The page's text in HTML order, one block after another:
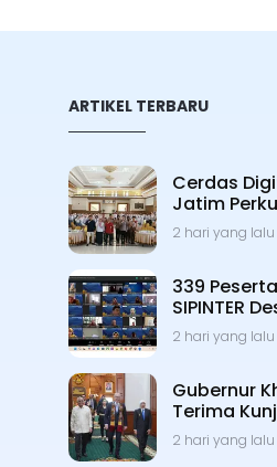
ARTIKEL TERBARU
Cerdas
Jatim
Literasi dan
Keamanan
2 hari yang lalu
339
SIPINTER
Perkuat
2 hari yang lalu
Gubernur
Terima
Dubes
Maroko
2 hari yang lalu